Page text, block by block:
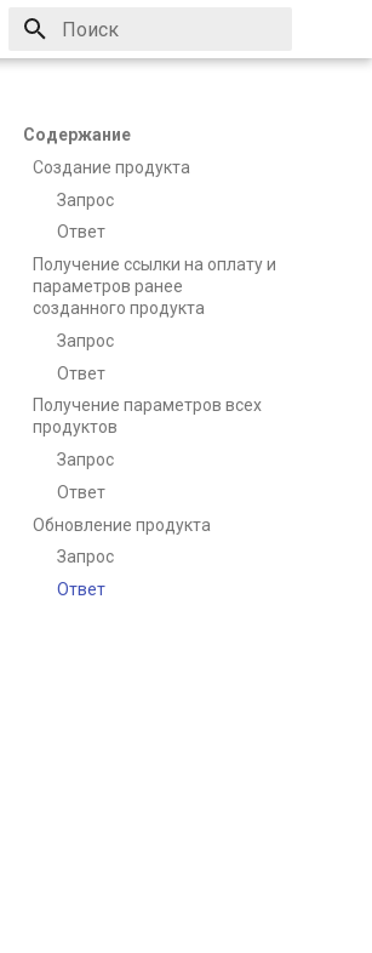
Содержание
Создание продукта
Запрос
Ответ
Получение ссылки на оплату и
параметров ранее
созданного продукта
Запрос
Ответ
Получение параметров всех
продуктов
Запрос
Ответ
Обновление продукта
Запрос
Ответ